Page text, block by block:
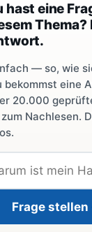
hast eine
Thema?
— so, wie
bekommst eine
20.000
Nachlesen.
Frage